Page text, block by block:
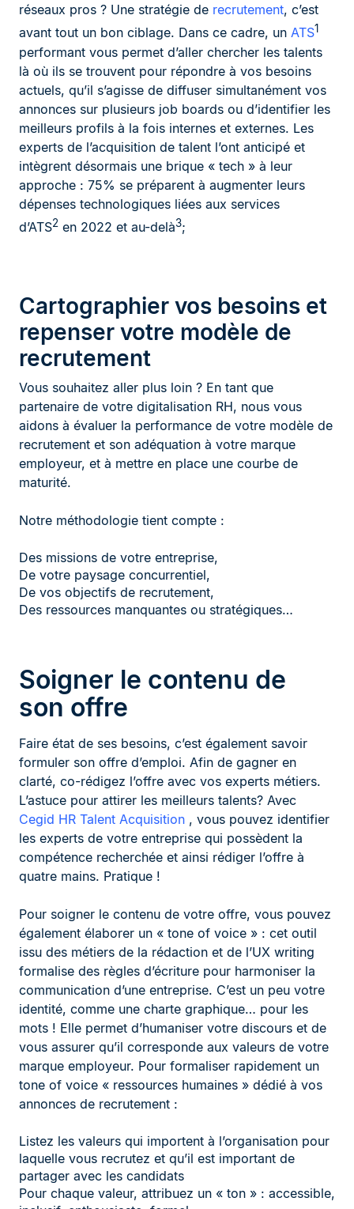
réseaux pros ? Une stratégie de recrutement, c’est
avant tout un bon ciblage. Dans ce cadre, un ATS1
performant vous permet d’aller chercher les talents
là où ils se trouvent pour répondre à vos besoins
actuels, qu’il s’agisse de diffuser simultanément vos
annonces sur plusieurs job boards ou d’identifier les
meilleurs profils à la fois internes et externes. Les
experts de l’acquisition de talent l’ont anticipé et
intègrent désormais une brique « tech » à leur
approche : 75% se préparent à augmenter leurs
dépenses technologiques liées aux services
d’ATS2 en 2022 et au-delà3;
Cartographier vos besoins et
repenser votre modèle de
recrutement
Vous souhaitez aller plus loin ? En tant que
partenaire de votre digitalisation RH, nous vous
aidons à évaluer la performance de votre modèle de
recrutement et son adéquation à votre marque
employeur, et à mettre en place une courbe de
maturité.
Notre méthodologie tient compte :
Des missions de votre entreprise,
De votre paysage concurrentiel,
De vos objectifs de recrutement,
Des ressources manquantes ou stratégiques…
Soigner le contenu de
son offre
Faire état de ses besoins, c’est également savoir
formuler son offre d’emploi. Afin de gagner en
clarté, co-rédigez l’offre avec vos experts métiers.
L’astuce pour attirer les meilleurs talents? Avec
Cegid HR Talent Acquisition , vous pouvez identifier
les experts de votre entreprise qui possèdent la
compétence recherchée et ainsi rédiger l’offre à
quatre mains. Pratique !
Pour soigner le contenu de votre offre, vous pouvez
également élaborer un « tone of voice » : cet outil
issu des métiers de la rédaction et de l’UX writing
formalise des règles d’écriture pour harmoniser la
communication d’une entreprise. C’est un peu votre
identité, comme une charte graphique… pour les
mots ! Elle permet d’humaniser votre discours et de
vous assurer qu’il corresponde aux valeurs de votre
marque employeur. Pour formaliser rapidement un
tone of voice « ressources humaines » dédié à vos
annonces de recrutement :
Listez les valeurs qui importent à l’organisation pour
laquelle vous recrutez et qu’il est important de
partager avec les candidats
Pour chaque valeur, attribuez un « ton » : accessible,